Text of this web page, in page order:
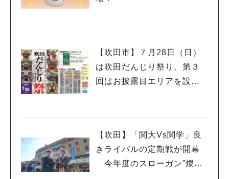
【吹田市】７月28日（日）
は吹田だんじり祭り、第３
回はお披露目エリアを設け
【吹田】「関大Vs関学」良
きライバルの定期戦が開幕
今年度のスローガン”燦爛